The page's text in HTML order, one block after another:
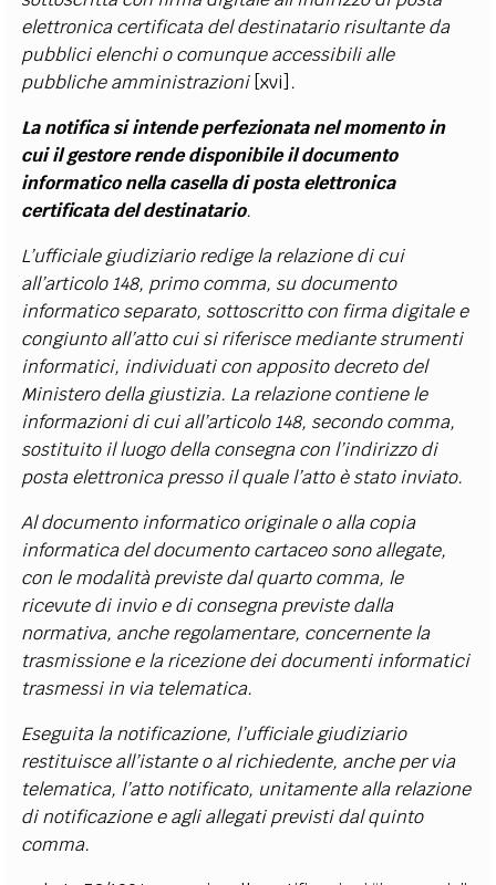
elettronica certificata del destinatario risultante da
pubblici elenchi o comunque accessibili alle
pubbliche amministrazioni [xvi] .
La notifica si intende perfezionata nel momento in
cui il gestore rende disponibile il documento
informatico nella casella di posta elettronica
certificata del destinatario.
L’ufficiale giudiziario redige la relazione di cui
all’articolo 148, primo comma, su documento
informatico separato, sottoscritto con firma digitale e
congiunto all’atto cui si riferisce mediante strumenti
informatici, individuati con apposito decreto del
Ministero della giustizia. La relazione contiene le
informazioni di cui all’articolo 148, secondo comma,
sostituito il luogo della consegna con l’indirizzo di
posta elettronica presso il quale l’atto è stato inviato.
Al documento informatico originale o alla copia
informatica del documento cartaceo sono allegate,
con le modalità previste dal quarto comma, le
ricevute di invio e di consegna previste dalla
normativa, anche regolamentare, concernente la
trasmissione e la ricezione dei documenti informatici
trasmessi in via telematica.
Eseguita la notificazione, l’ufficiale giudiziario
restituisce all’istante o al richiedente, anche per via
telematica, l’atto notificato, unitamente alla relazione
di notificazione e agli allegati previsti dal quinto
comma.